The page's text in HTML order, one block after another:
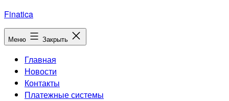
Перейти
к
содержимому
Finatica
Меню Закрыть
Главная
Новости
Контакты
Платежные системы